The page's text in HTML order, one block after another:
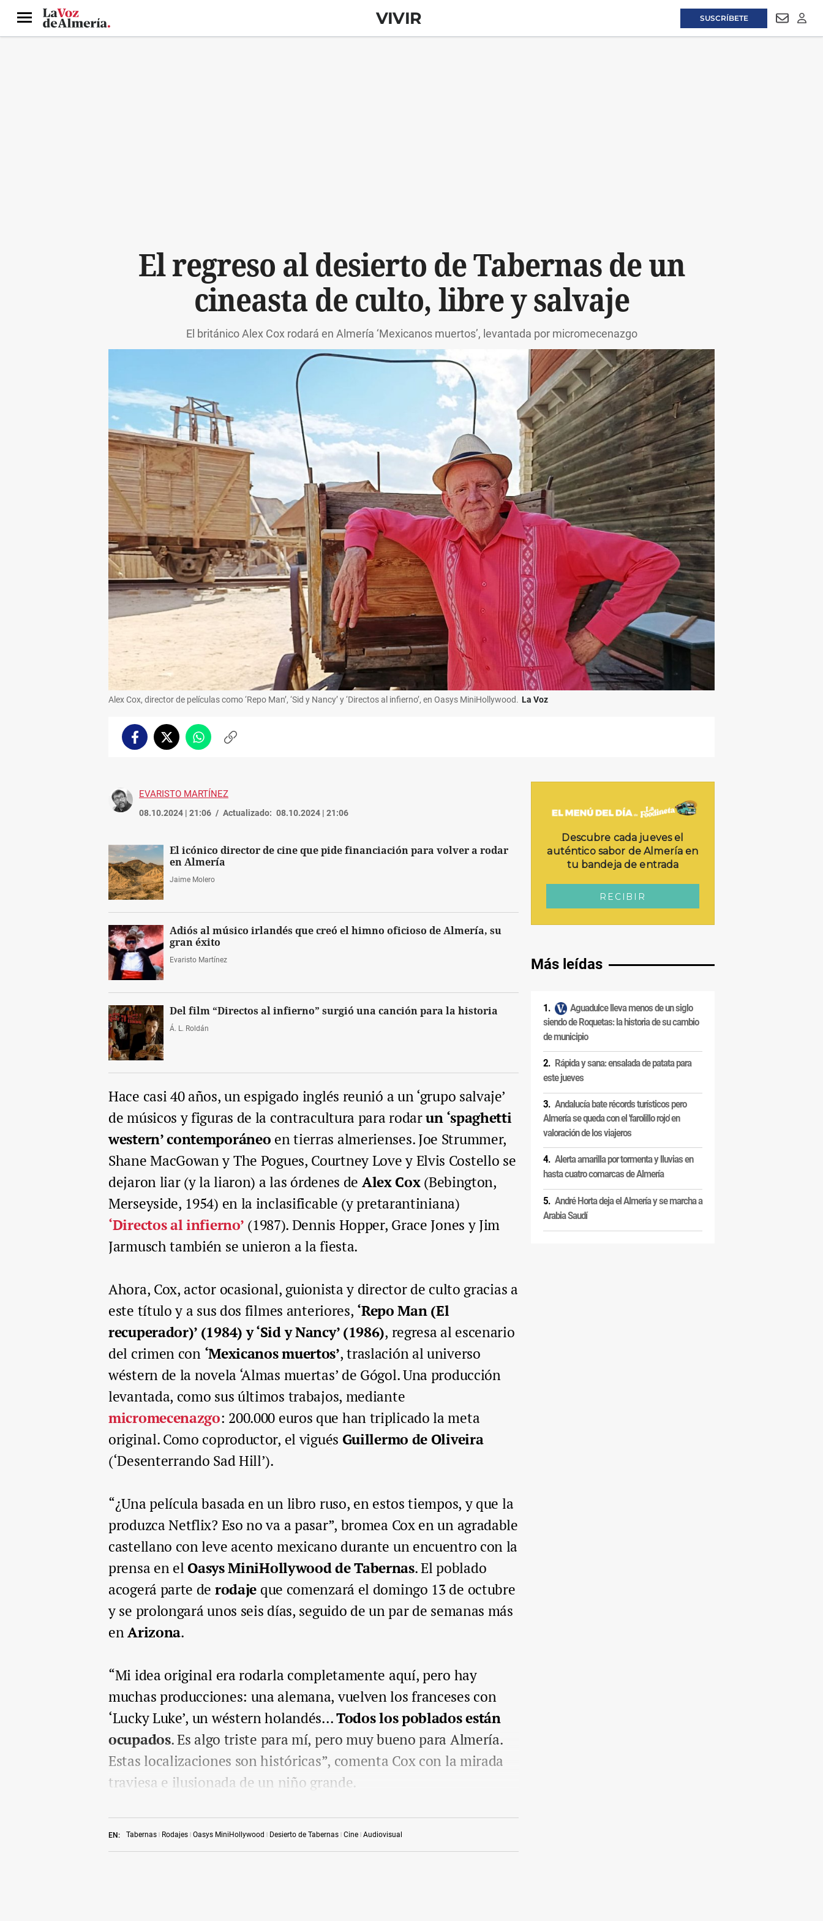
SUSCRÍBETE
Menú VIVIR
El regreso al desierto de Tabernas de un
cineasta de culto, libre y salvaje
El británico Alex Cox rodará en Almería ‘Mexicanos muertos’, levantada por micromecenazgo
Alex Cox, director de películas como ‘Repo Man’, ‘Sid y Nancy’ y ‘Directos al infierno’, en Oasys MiniHollywood. La Voz
FacebookTwitterWhatsappCopiar
EVARISTO MARTÍNEZ
08.10.2024 | 21:06 Actualizado: 08.10.2024 | 21:06
EN: Tabernas Rodajes Oasys MiniHollywood Desierto de Tabernas Cine Audiovisual
El icónico director de cine que pide financiación para volver a rodar
en Almería
Jaime Molero
Adiós al músico irlandés que creó el himno oficioso de Almería, su
gran éxito
Evaristo Martínez
Del film “Directos al infierno” surgió una canción para la historia
Á. L. Roldán
Hace casi 40 años, un espigado inglés reunió a un ‘grupo salvaje’
de músicos y figuras de la contracultura para rodarun ‘spaghetti
western’ contemporáneo en tierras almerienses. Joe Strummer,
Shane MacGowan y The Pogues, Courtney Love y Elvis Costello se
dejaron liar (y la liaron) a las órdenes de Alex Cox(Bebington,
Merseyside, 1954) en la inclasificable (y pretarantiniana)
‘Directos al infierno’ (1987). Dennis Hopper, Grace Jones y Jim
Jarmusch también se unieron a la fiesta.
Ahora, Cox, actor ocasional, guionista y director de culto gracias a
este título y a sus dos filmes anteriores, ‘Repo Man (El
recuperador)’ (1984) y ‘Sid y Nancy’ (1986), regresa al escenario
del crimen con ‘Mexicanos muertos’, traslación al universo
wéstern de la novela ‘Almas muertas’ de Gógol. Una producción
levantada, como sus últimos trabajos, mediante
micromecenazgo: 200.000 euros que han triplicado la meta
original. Como coproductor, el vigués Guillermo de Oliveira
(‘Desenterrando Sad Hill’).
“¿Una película basada en un libro ruso, en estos tiempos, y que la
produzca Netflix? Eso no va a pasar”, bromea Cox en un agradable
castellano con leve acento mexicano durante un encuentro con la
prensa en el Oasys MiniHollywood de Tabernas. El poblado
acogerá parte de rodaje que comenzará el domingo 13 de octubre
y se prolongará unos seis días, seguido de un par de semanas más
enArizona.
“Mi idea original era rodarla completamente aquí, pero hay
muchas producciones: una alemana, vuelven los franceses con
‘Lucky Luke’, un wéstern holandés...Todos los poblados están
ocupados. Es algo triste para mí, pero muy bueno para Almería.
Estas localizaciones son históricas”, comenta Cox con la mirada
traviesa e ilusionada de un niño grande.
Más leídas
Aguadulce lleva menos de un siglo
siendo de Roquetas: la historia de su cambio
de municipio
Rápida y sana: ensalada de patata para
este jueves
Andalucía bate récords turísticos pero
Almería se queda con el 'farolillo rojo' en
valoración de los viajeros
Alerta amarilla por tormenta y lluvias en
hasta cuatro comarcas de Almería
André Horta deja el Almería y se marcha a
Arabia Saudí